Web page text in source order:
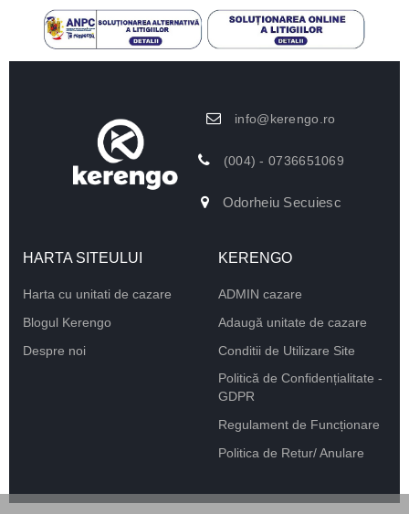
info@kerengo.ro
(004) - 0736651069
Odorheiu Secuiesc
HARTA SITEULUI
Harta cu unitati de cazare
Blogul Kerengo
Despre noi
KERENGO
ADMIN cazare
Adaugă unitate de cazare
Conditii de Utilizare Site
Politică de Confidențialitate -
GDPR
Regulament de Funcționare
Politica de Retur/ Anulare